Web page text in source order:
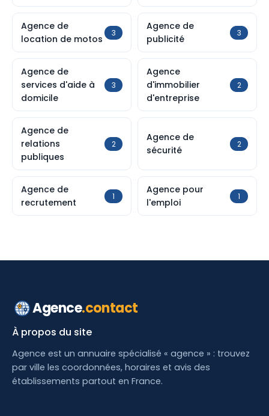
Agence de
location de motos
3
Agence de
publicité
3
Agence de
services d'aide à
domicile
3
Agence
d'immobilier
d'entreprise
2
Agence de
relations
publiques
2
Agence de
sécurité
2
Agence de
recrutement
1
Agence pour
l'emploi
1
Agence.contact
À propos du site
Agence est un annuaire spécialisé « agence » : trouvez
par ville les coordonnées, horaires et avis des
établissements partout en France.